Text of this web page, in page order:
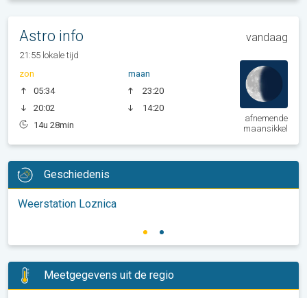
Astro info vandaag
21:55 lokale tijd
zon
05:34
20:02
14u 28min
maan
23:20
14:20
afnemende
maansikkel
Geschiedenis
Weerstation Loznica
Meetgegevens uit de regio